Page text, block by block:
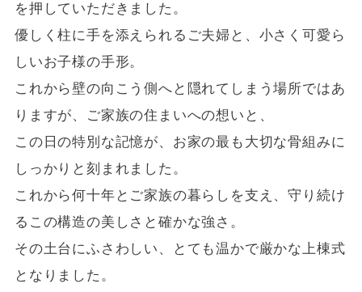
を押していただきました。
優しく柱に手を添えられるご夫婦と、小さく可愛ら
しいお子様の手形。
これから壁の向こう側へと隠れてしまう場所ではあ
りますが、ご家族の住まいへの想いと、
この日の特別な記憶が、お家の最も大切な骨組みに
しっかりと刻まれました。
これから何十年とご家族の暮らしを支え、守り続け
るこの構造の美しさと確かな強さ。
その土台にふさわしい、とても温かで厳かな上棟式
となりました。